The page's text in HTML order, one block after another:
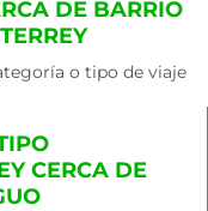
DE BARRIO
o tipo de viaje
CERCA DE